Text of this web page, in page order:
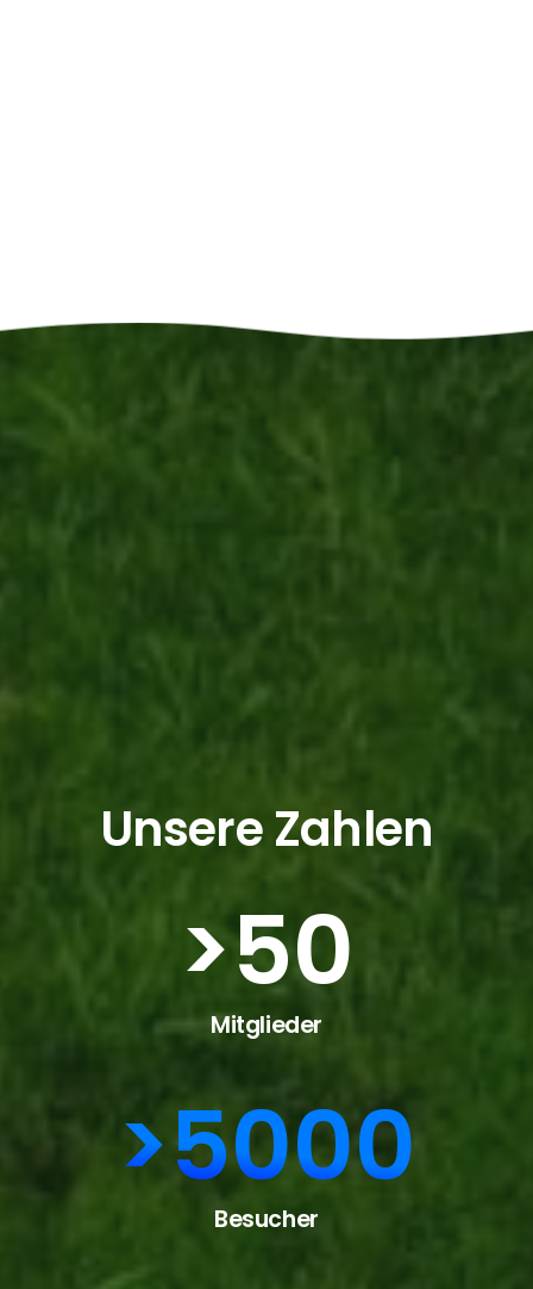
Unsere Zahlen
>50
Mitglieder
>5000
Besucher